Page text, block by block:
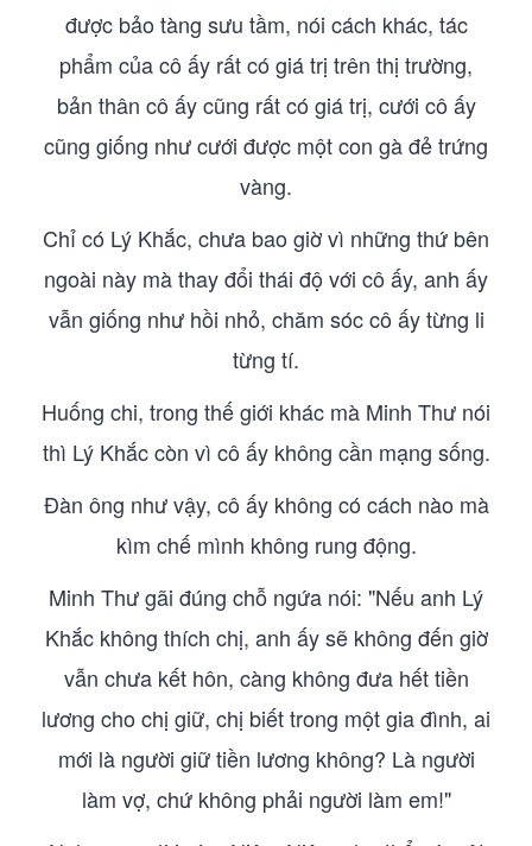
được bảo tàng sưu tầm, nói cách khác, tác
phẩm của cô ấy rất có giá trị trên thị trường,
bản thân cô ấy cũng rất có giá trị, cưới cô ấy
cũng giống như cưới được một con gà đẻ trứng
vàng.
Chỉ có Lý Khắc, chưa bao giờ vì những thứ bên
ngoài này mà thay đổi thái độ với cô ấy, anh ấy
vẫn giống như hồi nhỏ, chăm sóc cô ấy từng li
từng tí.
Huống chi, trong thế giới khác mà Minh Thư nói
thì Lý Khắc còn vì cô ấy không cần mạng sống.
Đàn ông như vậy, cô ấy không có cách nào mà
kìm chế mình không rung động.
Minh Thư gãi đúng chỗ ngứa nói: "Nếu anh Lý
Khắc không thích chị, anh ấy sẽ không đến giờ
vẫn chưa kết hôn, càng không đưa hết tiền
lương cho chị giữ, chị biết trong một gia đình, ai
mới là người giữ tiền lương không? Là người
làm vợ, chứ không phải người làm em!"